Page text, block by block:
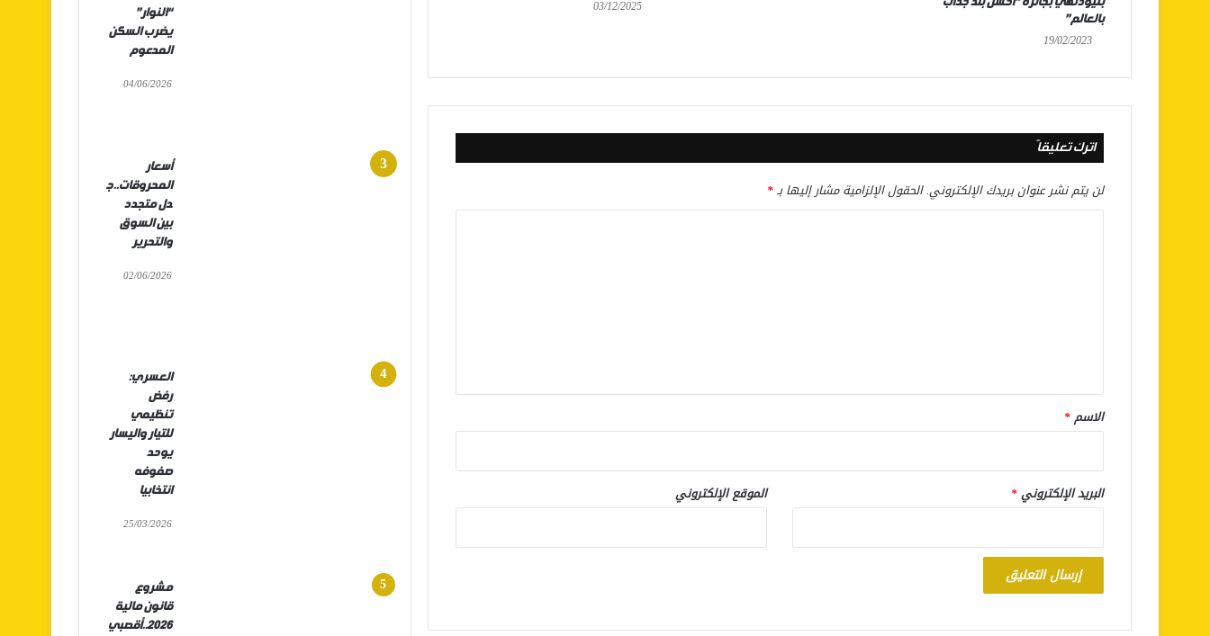
بالعالم”
19/02/2023
03/12/2025
اترك تعليقاً
لن يتم نشر عنوان بريدك الإلكتروني.الحقول الإلزامية مشار إليها بـ*
*
الاسم*
البريد الإلكتروني* الموقع الإلكتروني
“النوار”
يضرب السكن
المدعوم
04/06/2026
أسعار
المحروقات..ج
دل متجدد
بين السوق
والتحرير
02/06/2026
العسري:
رفض
تنظيمي
للتيار واليسار
يوحد
صفوفه
انتخابيا
25/03/2026
مشروع
قانون مالية
2026..أقصبي